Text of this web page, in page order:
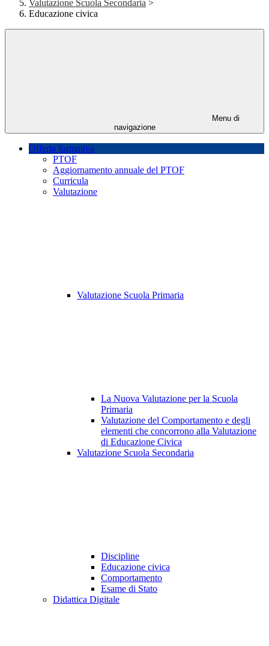
Valutazione Scuola Secondaria >
Educazione civica
Menu di
navigazione
Offerta formativa
PTOF
Aggiornamento annuale del PTOF
Curricula
Valutazione
Valutazione Scuola Primaria
La Nuova Valutazione per la Scuola
Primaria
Valutazione del Comportamento e degli
elementi che concorrono alla Valutazione
di Educazione Civica
Valutazione Scuola Secondaria
Discipline
Educazione civica
Comportamento
Esame di Stato
Didattica Digitale